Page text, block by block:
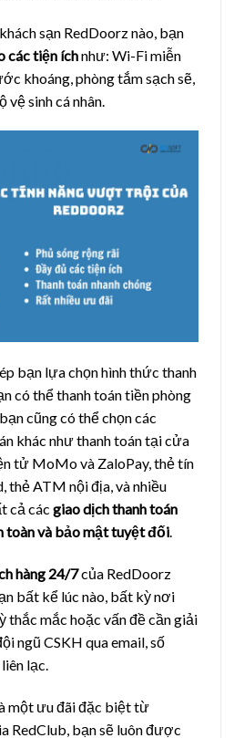
sạn RedDoorz nào, bạn
các tiện íchnhư: Wi-Fi miễn
khoáng, phòng tắm sạch sẽ,
sinh cá nhân.
bạn lựa chọn hình thức thanh
có thể thanh toán tiền phòng
cũng có thể chọn các
khác như thanh toán tại cửa
tử MoMo và ZaloPay, thẻ tín
thẻ ATM nội địa, và nhiều
cả các giao dịch thanh toán
toàn và bảo mật tuyệt đối.
hàng 24/7của RedDoorz
bất kể lúc nào, bất kỳ nơi
thắc mắc hoặc vấn đề cần giải
ngũ CSKH qua email, số
lạc.
một ưu đãi đặc biệt từ
RedClub, bạn sẽ luôn được